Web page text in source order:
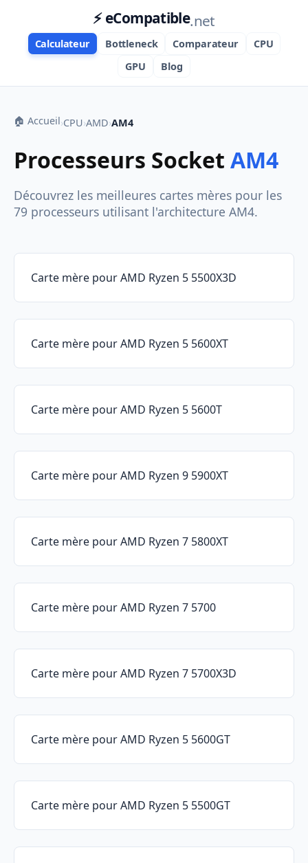
⚡ eCompatible.net
Calculateur Bottleneck Comparateur
CPU
GPU
Blog
🏠 Accueil›CPU›AMD›AM4
Processeurs Socket AM4
Découvrez les meilleures cartes mères pour les
79 processeurs utilisant l'architecture AM4.
Carte mère pour AMD Ryzen 5 5500X3D
Carte mère pour AMD Ryzen 5 5600XT
Carte mère pour AMD Ryzen 5 5600T
Carte mère pour AMD Ryzen 9 5900XT
Carte mère pour AMD Ryzen 7 5800XT
Carte mère pour AMD Ryzen 7 5700
Carte mère pour AMD Ryzen 7 5700X3D
Carte mère pour AMD Ryzen 5 5600GT
Carte mère pour AMD Ryzen 5 5500GT